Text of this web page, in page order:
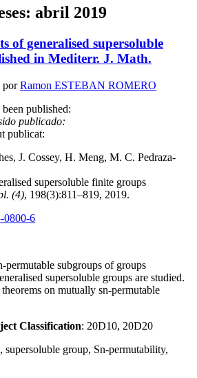
abril 2019
of generalised supersoluble
in Mediterr. J. Math.
porRamon ESTEBAN ROMERO
published:
publicado:
publicat:
J. Cossey, H. Meng, M. C. Pedraza-
supersoluble finite groups
(4), 198(3):811–819, 2019.
0800-6
permutable subgroups of groups
supersoluble groups are studied.
on mutually sn-permutable
Classification: 20D10, 20D20
supersoluble group, Sn-permutability,